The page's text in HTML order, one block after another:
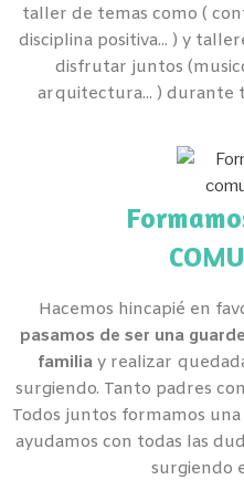
taller de temas como (
disciplina positiva... ) y
disfrutar juntos
arquitectura... ) durante
Hacemos hincapié en
pasamos de ser una
familiay realizar
surgiendo. Tanto padres
Todos juntos formamos
ayudamos con todas las
surgiendo